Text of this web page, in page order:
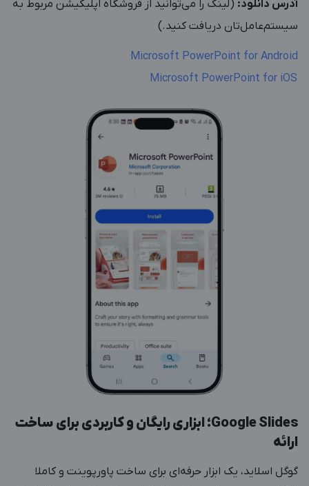
آدرس دانلود: (لینک را می‌توانید از فروشگاه اپلیکیشن مربوط به
سیستم‌عامل‌تان دریافت کنید.)
Microsoft PowerPoint for Android
Google Slides؛ ابزاری رایگان و کاربردی برای ساخت
ارائه
گوگل اسلاید، یک ابزار حرفه‌ای برای ساخت پاورپوینت و کاملا